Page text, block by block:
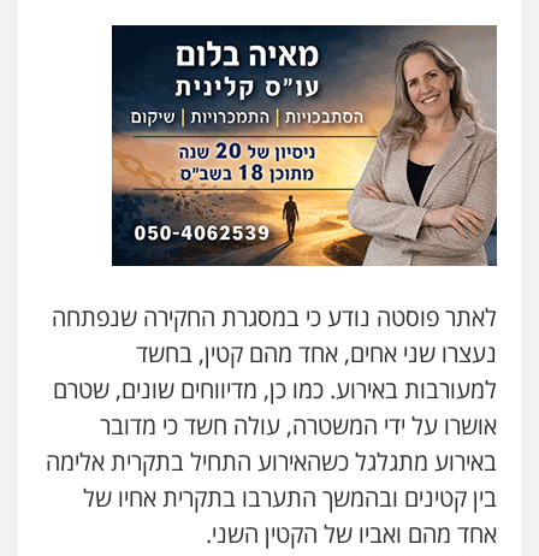
עו"ד שלומי שרון
פלילי צבאי מעצרים וחקירות
0547342002
עו"ד אלון קריטי
פלילי כלכלי אלימות סמים מעצרים
0525544654
מנשה, אלמוג – עורכי דין
פלילי עבירות תנועה צווארון לבן תעבורה
עורכי דין לענייני אסירים מעצרים וחקירות
0546470989
עו"ד זוהר ארבל
פלילי פשיעה חמורה מעצרים וחקירות
קטינים
0538788878
לאתר פוסטה נודע כי במסגרת החקירה שנפתחה
נעצרו שני אחים, אחד מהם קטין, בחשד
למעורבות באירוע. כמו כן, מדיווחים שונים, שטרם
אושרו על ידי המשטרה, עולה חשד כי מדובר
באירוע מתגלגל כשהאירוע התחיל בתקרית אלימה
בין קטינים ובהמשך התערבו בתקרית אחיו של
אחד מהם ואביו של הקטין השני.
עו"ד אייל אביטל
פלילי פשיעה חמורה מעצרים וחקירות
0544712201
עו"ד בועז קניג
פלילי משפחה כלכלי צבאי
ויקי שמואל – משרד עו"ד
פלילי משפט פלילי
0528959600
קורל קרוז – עורך דין פלילי
משפט פלילי